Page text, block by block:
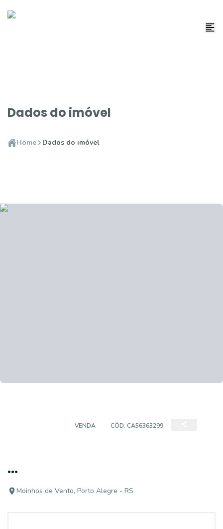
Dados do imóvel
Home Dados do imóvel
VENDA CÓD: CA56363299
...
Moinhos de Vento, Porto Alegre - RS